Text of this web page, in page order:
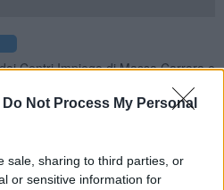
Do Not Process My Personal
sale, sharing to third parties, or
or sensitive information for
Centri Impiego di Massa Carrara e
2026 (dal 24 May 2026 al 30 May
e determinato ed